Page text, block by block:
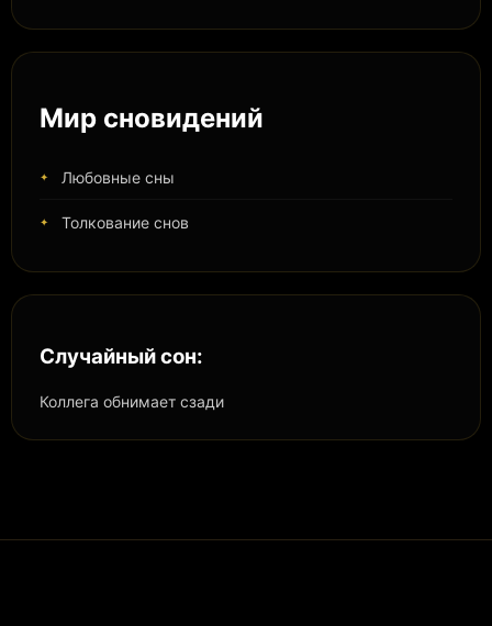
Мир сновидений
Любовные сны
Толкование снов
Случайный сон:
Коллега обнимает сзади